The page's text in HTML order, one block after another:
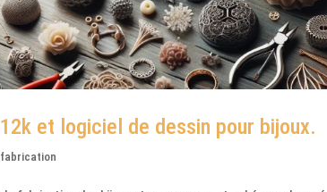
et logiciel de dessin pour bijoux.
fabrication